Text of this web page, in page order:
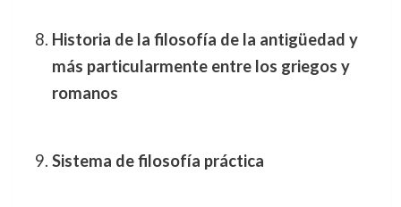
Historia de la filosofía de la antigüedad y
más particularmente entre los griegos y
romanos
Sistema de filosofía práctica